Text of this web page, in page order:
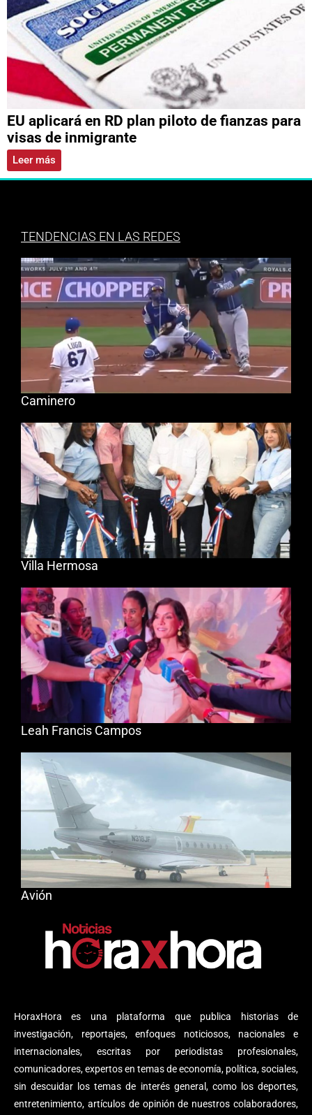
EU aplicará en RD plan piloto de fianzas para
visas de inmigrante
Leer más
HoraxHora es una plataforma que publica historias de
investigación, reportajes, enfoques noticiosos, nacionales e
internacionales, escritas por periodistas profesionales,
comunicadores, expertos en temas de economía, política, sociales,
sin descuidar los temas de interés general, como los deportes,
entretenimiento, artículos de opinión de nuestros colaboradores,
TENDENCIAS EN LAS REDES
Caminero
Villa Hermosa
Leah Francis Campos
Avión